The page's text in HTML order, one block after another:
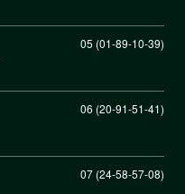
05 (01-89-10-39)
06 (20-91-51-41)
07 (24-58-57-08)